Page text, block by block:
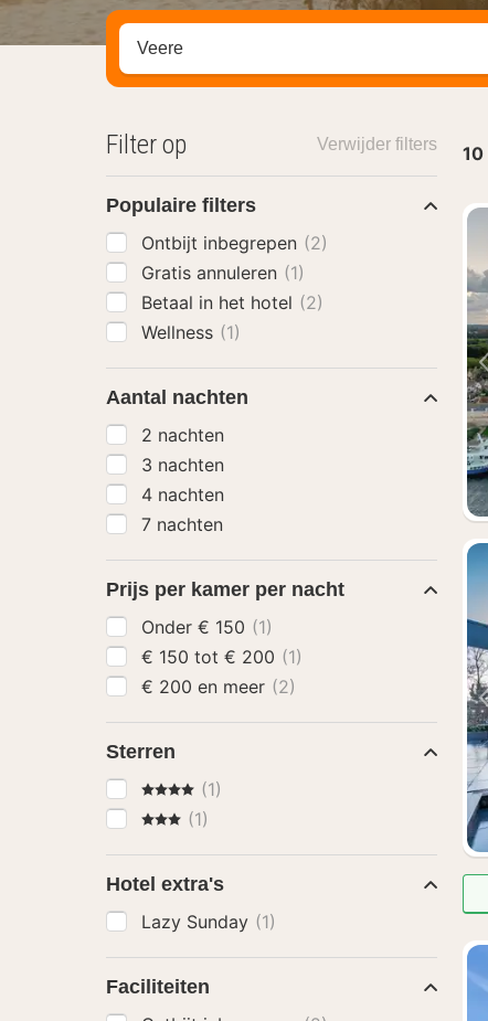
Zoek op hotel, regio of stad
10
Filter op Verwijder filters
Populaire filters
Ontbijt inbegrepen (2)
Gratis annuleren (1)
Betaal in het hotel (2)
Wellness (1)
Aantal nachten
2 nachten
3 nachten
4 nachten
7 nachten
Prijs per kamer per nacht
Onder € 150 (1)
€ 150 tot € 200 (1)
€ 200 en meer (2)
Sterren
4 Sterren
(1)
3 Sterren
(1)
Hotel extra's
Lazy Sunday (1)
Faciliteiten